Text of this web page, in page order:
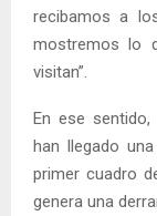
recibamos a
mostremos lo
visitan”.
En ese
han llegado
primer cuadro
genera una